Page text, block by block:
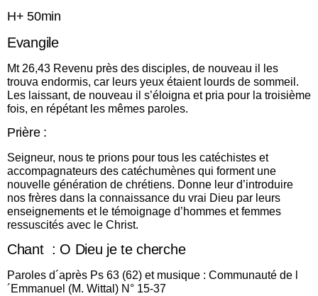
H+ 50min
Evangile
Mt 26,43 Revenu près des disciples, de nouveau il les
trouva endormis, car leurs yeux étaient lourds de sommeil.
Les laissant, de nouveau il s’éloigna et pria pour la troisième
fois, en répétant les mêmes paroles.
Prière :
Seigneur, nous te prions pour tous les catéchistes et
accompagnateurs des catéchumènes qui forment une
nouvelle génération de chrétiens. Donne leur d’introduire
nos frères dans la connaissance du vrai Dieu par leurs
enseignements et le témoignage d’hommes et femmes
ressuscités avec le Christ.
Chant : O Dieu je te cherche
Paroles d´après Ps 63 (62) et musique : Communauté de l
´Emmanuel (M. Wittal) N° 15-37